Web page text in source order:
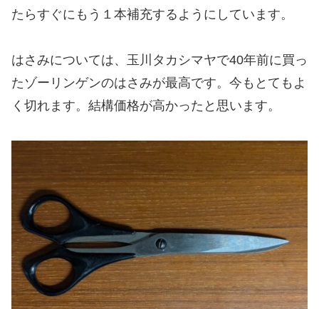
たらすぐにもう１本補充するようにしています。
はさみについては、玉川タカシマヤで40年前に買っ
たゾーリンゲンのはさみが最高です。今もとてもよ
く切れます。結構価格が高かったと思います。